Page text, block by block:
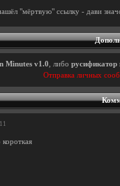
"мёртвую" ссылку - дави
Minutes v1.0 , либо русификатор
Отправка личных